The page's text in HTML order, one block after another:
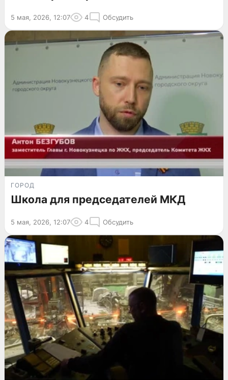
5 мая, 2026, 12:07 4 Обсудить
ГОРОД
Школа для председателей МКД
5 мая, 2026, 12:07 4 Обсудить